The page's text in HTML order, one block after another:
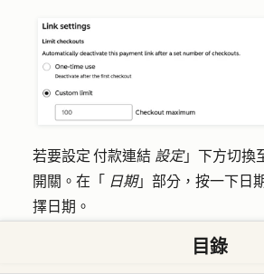
若要設定 付款連結 設定」下方切換
開關。在「
日期」 部分，按一下 日
擇 日期 。
目錄